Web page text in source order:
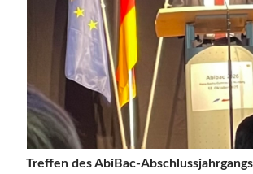
Treffen des AbiBac-